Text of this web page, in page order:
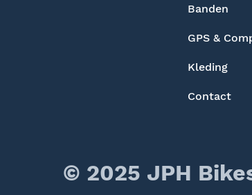
Banden
GPS &
Kleding
Contact
© 2025 JPH